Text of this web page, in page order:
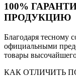
100%
ПРОДУКЦИЮ
Благодаря тесному
официальными
товары
КАК ОТЛИЧИТЬ